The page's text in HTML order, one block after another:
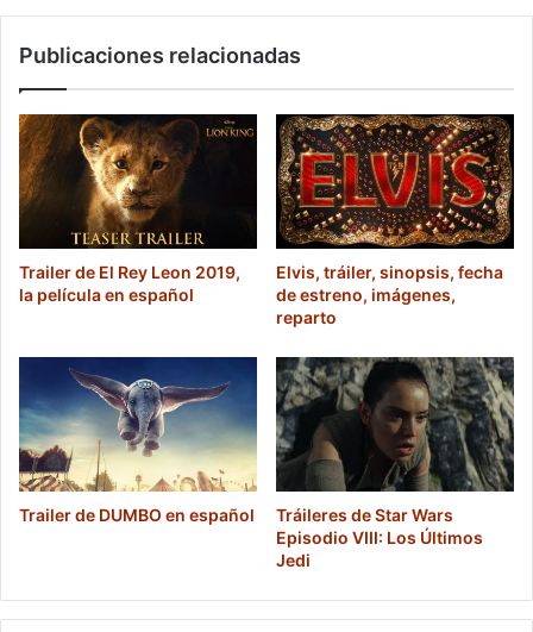
Publicaciones relacionadas
Trailer de El Rey Leon 2019,
la película en español
Elvis, tráiler, sinopsis, fecha
de estreno, imágenes,
reparto
Trailer de DUMBO en español
Tráileres de Star Wars
Episodio VIII: Los Últimos
Jedi